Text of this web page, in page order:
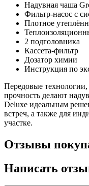
Надувная чаша
Фильтр-насос с
Плотное
2 подголовника
Кассета-фильтр
Дозатор химии
Инструкция по
Передовые
прочность делают
Deluxe идеальным
встреч, а также для
участке.
Отзывы
Написать